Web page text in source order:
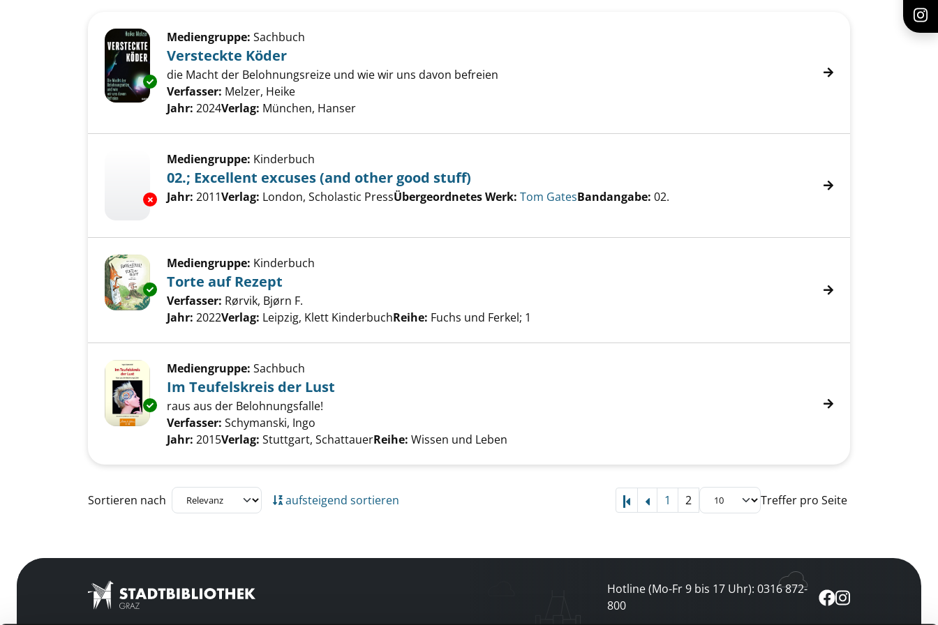
Exemplar-Details von Versteckte Köder anzeigen
Mediengruppe: Sachbuch
Versteckte Köder
die Macht der Belohnungsreize und wie wir uns davon befreien
Verfasser: Melzer, Heike
Jahr: 2024Verlag: München, Hanser
Exemplar-Details von 02.; Excellent excuses (and other good stuff) anzeigen
Mediengruppe: Kinderbuch
02.; Excellent excuses (and other good stuff)
Suche nach diesem Verfasser
Jahr: 2011Verlag: London, Scholastic PressÜbergeordnetes Werk: Tom GatesBandangabe: 02.
Exemplar-Details von Torte auf Rezept anzeigen
Mediengruppe: Kinderbuch
Torte auf Rezept
Verfasser: Rørvik, Bjørn F.
Jahr: 2022Verlag: Leipzig, Klett KinderbuchReihe: Fuchs und Ferkel; 1
Exemplar-Details von Im Teufelskreis der Lust anzeigen
Mediengruppe: Sachbuch
Im Teufelskreis der Lust
raus aus der Belohnungsfalle!
Verfasser: Schymanski, Ingo
Jahr: 2015Verlag: Stuttgart, SchattauerReihe: Wissen und Leben
Zu den Suchfiltern springen
Sortieren nach aufsteigend sortieren 1 2 Treffer pro Seite
Hotline (Mo-Fr 9 bis 17 Uhr): 0316 872-
800